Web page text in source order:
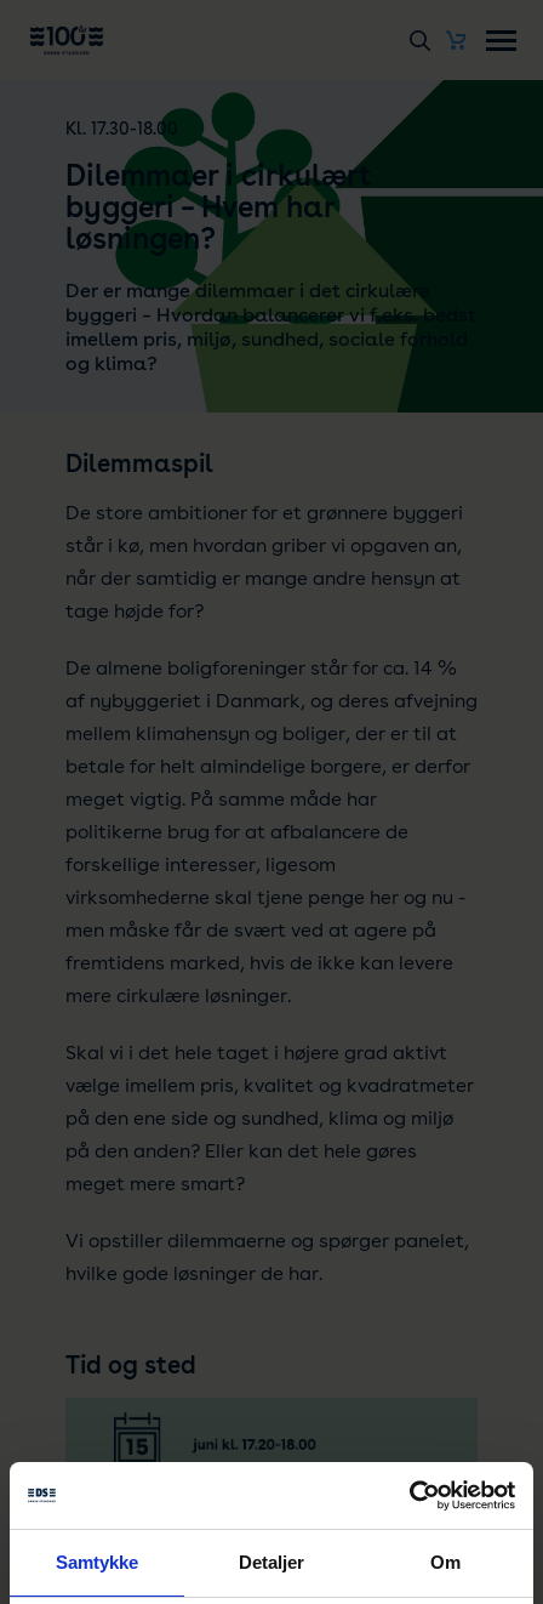
Samtykke Detaljer Om
Kl. 17.30-18.00
Dilemmaer i cirkulært
byggeri – Hvem har
løsningen?
Der er mange dilemmaer i det cirkulære
byggeri – Hvordan balancerer vi f.eks. bedst
imellem pris, miljø, sundhed, sociale forhold
og klima?
Dilemmaspil
De store ambitioner for et grønnere byggeri
står i kø, men hvordan griber vi opgaven an,
når der samtidig er mange andre hensyn at
tage højde for?
De almene boligforeninger står for ca. 14 %
af nybyggeriet i Danmark, og deres afvejning
mellem klimahensyn og boliger, der er til at
betale for helt almindelige borgere, er derfor
meget vigtig. På samme måde har
politikerne brug for at afbalancere de
forskellige interesser, ligesom
virksomhederne skal tjene penge her og nu -
men måske får de svært ved at agere på
fremtidens marked, hvis de ikke kan levere
mere cirkulære løsninger.
Skal vi i det hele taget i højere grad aktivt
vælge imellem pris, kvalitet og kvadratmeter
på den ene side og sundhed, klima og miljø
på den anden? Eller kan det hele gøres
meget mere smart?
Vi opstiller dilemmaerne og spørger panelet,
hvilke gode løsninger de har.
Tid og sted